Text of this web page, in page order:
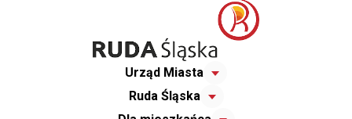
Urząd Miasta
Ruda Śląska